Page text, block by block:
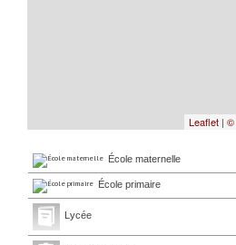
Leaflet | ©
École maternelle
École primaire
Lycée